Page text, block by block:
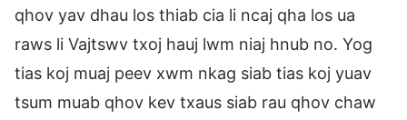
qhov yav dhau los thiab cia li ncaj qha los ua
raws li Vajtswv txoj hauj lwm niaj hnub no. Yog
tias koj muaj peev xwm nkag siab tias koj yuav
tsum muab qhov kev txaus siab rau qhov chaw